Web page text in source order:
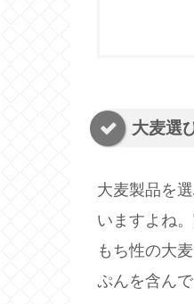
大麦選
大麦製品を選
いますよね
もち性の大
ぷんを含ん